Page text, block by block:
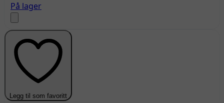
På lager
Legg til som favoritt